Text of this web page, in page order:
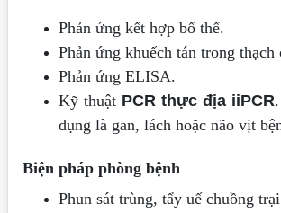
Phản ứng kết hợp bổ thể.
Phản ứng khuếch tán trong thạch
Phản ứng ELISA.
Kỹ thuật PCR thực địa iiPCR
dụng là gan, lách hoặc não vịt
Biện pháp phòng bệnh
Phun sát trùng, tẩy uế chuồng